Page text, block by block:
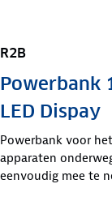
R2B
Powerbank
LED Dispay
Powerbank voor
apparaten
eenvoudig mee te